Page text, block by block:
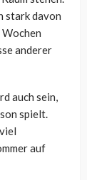
stark davon
Wochen
anderer
auch sein,
spielt.
auf